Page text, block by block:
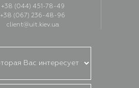
+38 (044) 451-78-49
+38 (067) 236-48-96
client@uit.kiev.ua